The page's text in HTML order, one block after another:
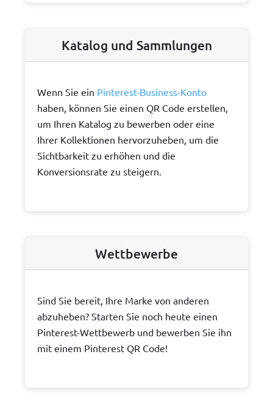
Katalog und Sammlungen
Wenn Sie ein Pinterest-Business-Konto
haben, können Sie einen QR Code erstellen,
um Ihren Katalog zu bewerben oder eine
Ihrer Kollektionen hervorzuheben, um die
Sichtbarkeit zu erhöhen und die
Konversionsrate zu steigern.
Wettbewerbe
Sind Sie bereit, Ihre Marke von anderen
abzuheben? Starten Sie noch heute einen
Pinterest-Wettbewerb und bewerben Sie ihn
mit einem Pinterest QR Code!